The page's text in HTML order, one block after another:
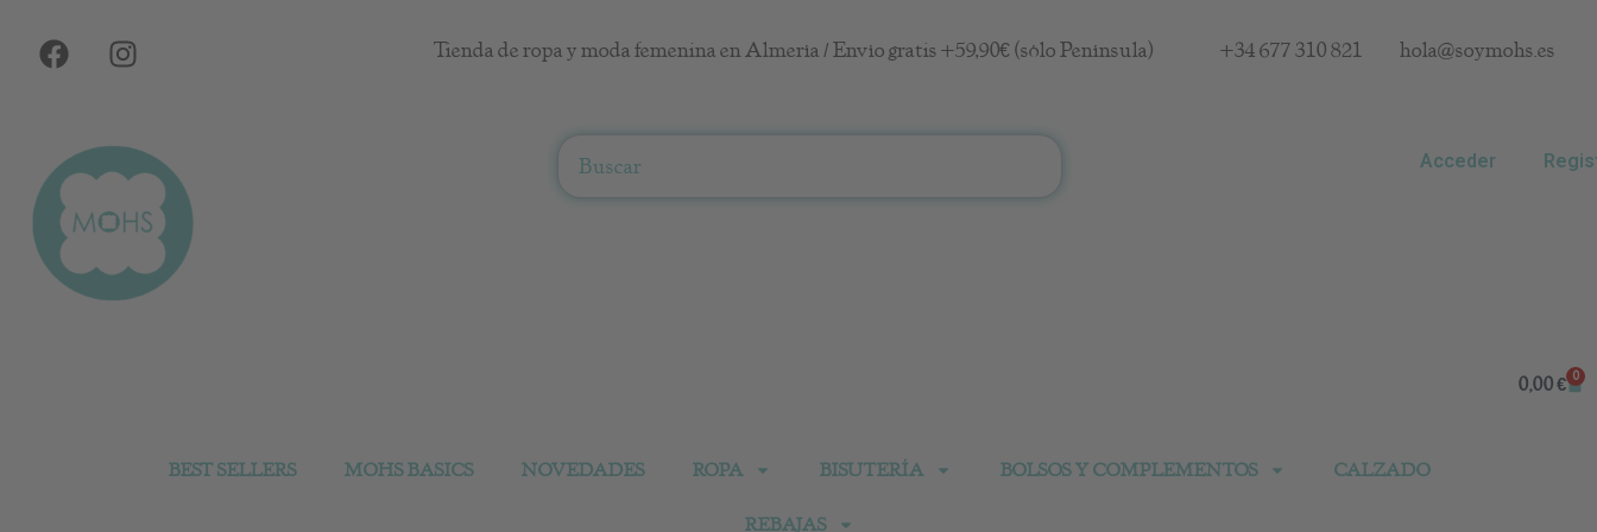
F
a
b
o
o
k
I
n
a
g
r
a
m
Tienda de ropa y moda femenina en Almería / Envío gratis +59,90€ (sólo Península) +34 677 310 821 hola@soymohs.es
Acceder
BEST SELLERS MOHS BASICS NOVEDADES ROPA BISUTERÍA BOLSOS Y COMPLEMENTOS CALZADO
REBAJAS
0,00€ 0